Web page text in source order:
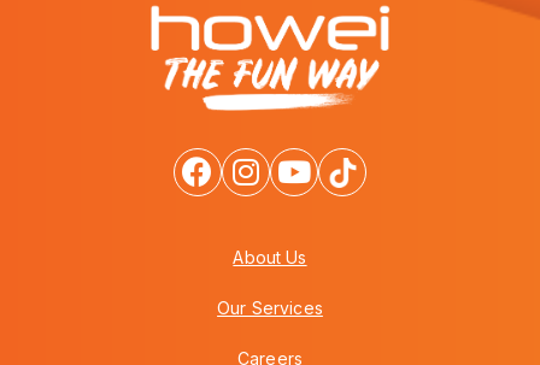
About Us
Our Services
Careers